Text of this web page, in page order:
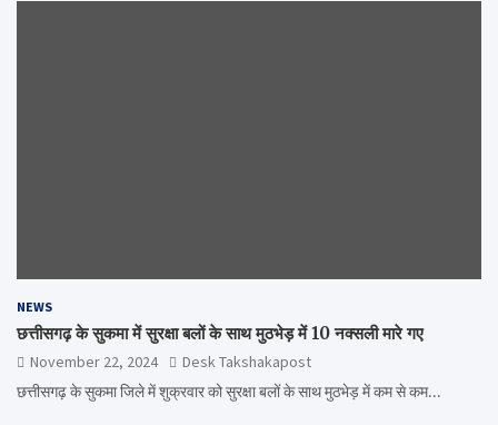
NEWS
छत्तीसगढ़ के सुकमा में सुरक्षा बलों के साथ मुठभेड़ में 10 नक्सली मारे गए
November 22, 2024
Desk Takshakapost
छत्तीसगढ़ के सुकमा जिले में शुक्रवार को सुरक्षा बलों के साथ मुठभेड़ में कम से कम…